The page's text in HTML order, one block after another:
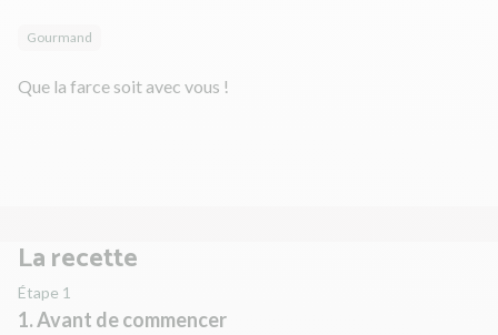
Gourmand
Que la farce soit avec vous !
La recette
Étape 1
1. Avant de commencer